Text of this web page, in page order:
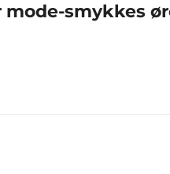
mode-smykkes